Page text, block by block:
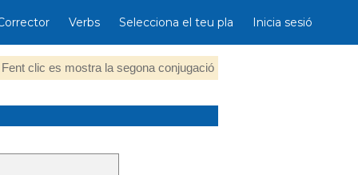
Verbs Selecciona el teu pla Inicia sesió
Fent clic es mostra la segona conjugació